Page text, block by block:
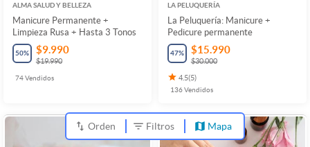
ALMA SALUD Y BELLEZA
Manicure Permanente +
Limpieza Rusa + Hasta 3 Tonos
50% $9.990
$19.990
74Vendidos
LA PELUQUERÍA
La Peluquería: Manicure +
Pedicure permanente
47% $15.990
$30.000
4.5(5)
136Vendidos
Orden Filtros Mapa